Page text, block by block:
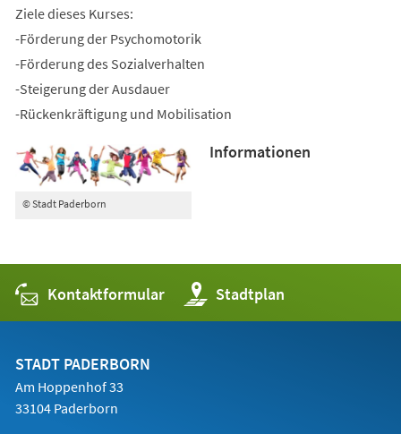
Ziele dieses Kurses:
-Förderung der Psychomotorik
-Förderung des Sozialverhalten
-Steigerung der Ausdauer
-Rückenkräftigung und Mobilisation
© Stadt Paderborn
Informationen
Kontaktformular Stadtplan
(Öffnet
in
einem
STADT PADERBORN
Am Hoppenhof 33
33104 Paderborn